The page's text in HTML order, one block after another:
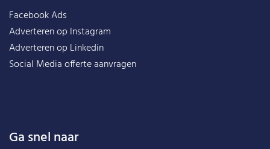
Facebook Ads
Adverteren op Instagram
Adverteren op Linkedin
Social Media offerte aanvragen
Ga snel naar